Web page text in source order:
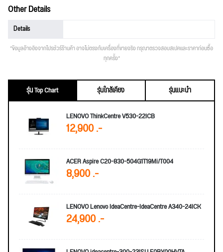
Other Details
Details
*ข้อมูลอ้างอิงจากโปรชัวร์ร้านค้า อาจไม่ตรงกับเครื่องที่ขายจริง กรุณาตรวจสอบสเปคและราคาก่อนซื้อ
ทุกครั้ง*
รุ่น Top Chart รุ่นใกล้เคียง
รุ่นแนะนำ
LENOVO ThinkCentre V530-22ICB
12,900 .-
ACER Aspire C20-830-504G1T19Mi/T004
8,900 .-
LENOVO Lenovo IdeaCentre-IdeaCentre A340-24ICK
24,900 .-